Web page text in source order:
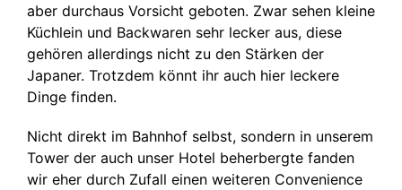
aber durchaus Vorsicht geboten. Zwar sehen kleine
Küchlein und Backwaren sehr lecker aus, diese
gehören allerdings nicht zu den Stärken der
Japaner. Trotzdem könnt ihr auch hier leckere
Dinge finden.
Nicht direkt im Bahnhof selbst, sondern in unserem
Tower der auch unser Hotel beherbergte fanden
wir eher durch Zufall einen weiteren Convenience